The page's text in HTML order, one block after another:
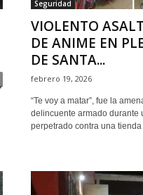
Seguridad
VIOLENTO
DE ANIME EN
DE SANTA...
febrero 19, 2026
“Te voy a matar”, fue la
delincuente armado durante
perpetrado contra una